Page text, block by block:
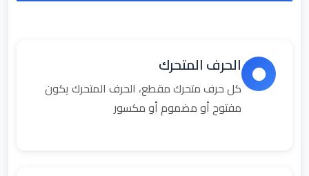
الحرف المتحرك
كل حرف متحرك مقطع، الحرف المتحرك يكون
مفتوح أو مضموم أو مكسور